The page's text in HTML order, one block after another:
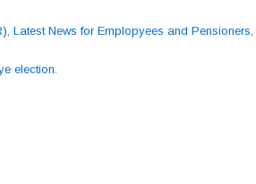
, Latest News for Emplopyees and Pensioners,
election.